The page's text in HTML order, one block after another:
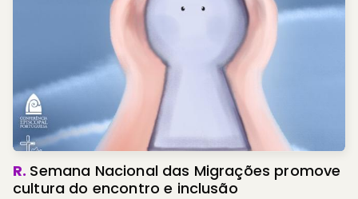
R. Semana Nacional das Migrações promove
cultura do encontro e inclusão